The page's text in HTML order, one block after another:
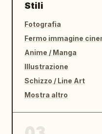
Stili
Fotografia
Anime / Manga
Illustrazione
Schizzo / Line Art
Mostra altro